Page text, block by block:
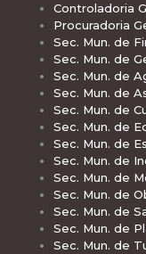
Controladoria
Procuradoria
Sec. Mun. de
Sec. Mun. de
Sec. Mun. de
Sec. Mun. de
Sec. Mun. de
Sec. Mun. de
Sec. Mun. de
Sec. Mun. de
Sec. Mun. de
Sec. Mun. de
Sec. Mun. de
Sec. Mun. de
Sec. Mun. de